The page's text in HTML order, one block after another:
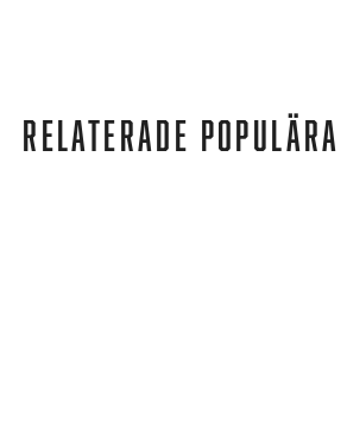
RELATERADE